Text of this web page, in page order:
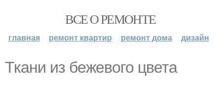
ВСЕ О РЕМОНТЕ
главная ремонт квартир ремонт дома дизайн
Ткани из бежевого цвета